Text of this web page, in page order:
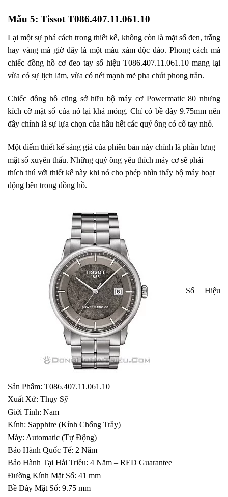
Mẫu 5: Tissot T086.407.11.061.10
Lại một sự phá cách trong thiết kế, không còn là mặt số đen, trắng
hay vàng mà giờ đây là một màu xám độc đáo. Phong cách mà
chiếc đồng hồ cơ đeo tay số hiệu T086.407.11.061.10 mang lại
vừa có sự lịch lãm, vừa có nét mạnh mẽ pha chút phong trần.
Chiếc đồng hồ cũng sở hữu bộ máy cơ Powermatic 80 nhưng
kích cỡ mặt số của nó lại khá mỏng. Chỉ có bề dày 9.75mm nên
đây chính là sự lựa chọn của hầu hết các quý ông có cổ tay nhỏ.
Một điểm thiết kế sáng giá của phiên bản này chính là phần lưng
mặt số xuyên thấu. Những quý ông yêu thích máy cơ sẽ phải
thích thú với thiết kế này khi nó cho phép nhìn thấy bộ máy hoạt
động bên trong đồng hồ.
Số Hiệu
Sản Phẩm: T086.407.11.061.10
Xuất Xứ: Thụy Sỹ
Giới Tính: Nam
Kính: Sapphire (Kính Chống Trầy)
Máy: Automatic (Tự Động)
Bảo Hành Quốc Tế: 2 Năm
Bảo Hành Tại Hải Triều: 4 Năm – RED Guarantee
Đường Kính Mặt Số: 41 mm
Bề Dày Mặt Số: 9.75 mm